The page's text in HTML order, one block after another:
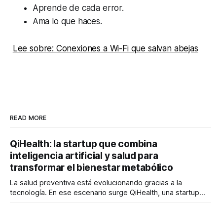
Aprende de cada error.
Ama lo que haces.
Lee sobre: Conexiones a Wi-Fi que salvan abejas
READ MORE
QiHealth: la startup que combina
inteligencia artificial y salud para
transformar el bienestar metabólico
La salud preventiva está evolucionando gracias a la
tecnología. En ese escenario surge QiHealth, una startup